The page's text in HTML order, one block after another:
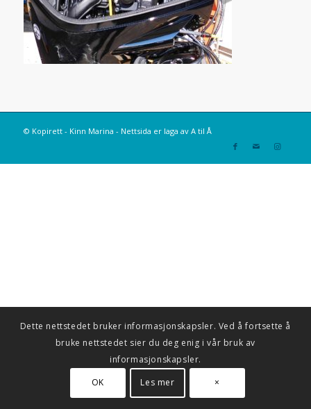
© Kopirett - Kinn Marina - Nettsida er laga av A til Å
Dette nettstedet bruker informasjonskapsler. Ved å fortsette å
bruke nettstedet sier du deg enig i vår bruk av
informasjonskapsler.
OK
Les mer ×